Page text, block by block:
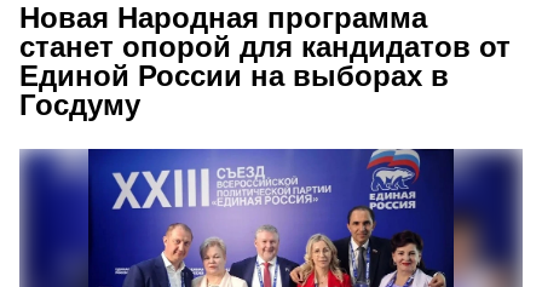
Новая Народная программа
станет опорой для кандидатов от
Единой России на выборах в
Госдуму